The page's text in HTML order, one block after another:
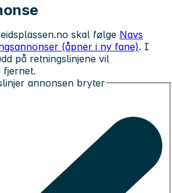
skal følge Navs
(åpner i ny fane). I
på retningslinjene vil
fjernet.
annonsen bryter